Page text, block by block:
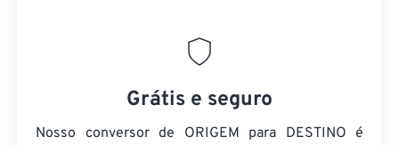
Grátis e seguro
Nosso conversor de ORIGEM para DESTINO é